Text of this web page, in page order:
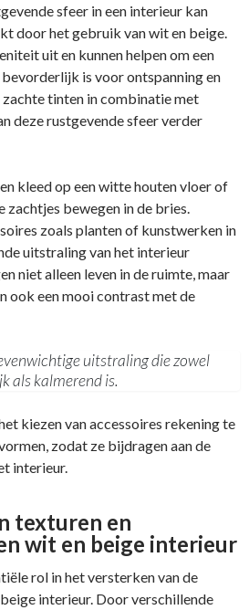
sfeer in een interieur kan
door het gebruik van wit en beige.
uit en kunnen helpen om een
is voor ontspanning en
tinten in combinatie met
deze rustgevende sfeer verder
kleed op een witte houten vloer of
bewegen in de bries.
zoals planten of kunstwerken in
uitstraling van het interieur
niet alleen leven in de ruimte, maar
ook een mooi contrast met de
uitstraling die zowel
als kalmerend is.
kiezen van accessoires rekening te
zodat ze bijdragen aan de
interieur.
texturen en
wit en beige interieur
rol in het versterken van de
interieur. Door verschillende